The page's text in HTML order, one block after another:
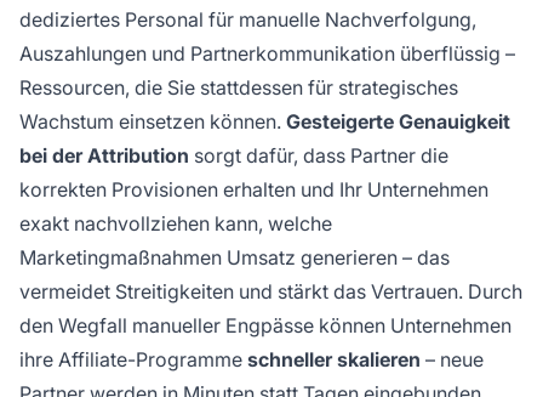
dediziertes Personal für manuelle Nachverfolgung,
Auszahlungen und Partnerkommunikation überflüssig –
Ressourcen, die Sie stattdessen für strategisches
Wachstum einsetzen können. Gesteigerte Genauigkeit
bei der Attribution sorgt dafür, dass Partner die
korrekten Provisionen erhalten und Ihr Unternehmen
exakt nachvollziehen kann, welche
Marketingmaßnahmen Umsatz generieren – das
vermeidet Streitigkeiten und stärkt das Vertrauen. Durch
den Wegfall manueller Engpässe können Unternehmen
ihre Affiliate-Programme schneller skalieren – neue